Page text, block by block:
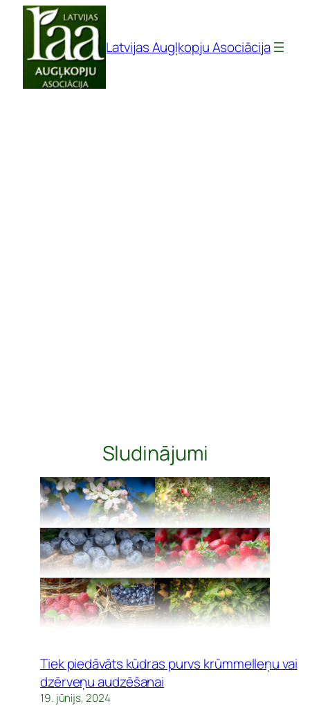
Pāriet
saturu
Latvijas Augļkopju Asociācija
Sludinājumi
Tiek piedāvāts kūdras purvs krūmmelleņu vai
dzērveņu audzēšanai
19. jūnijs, 2024